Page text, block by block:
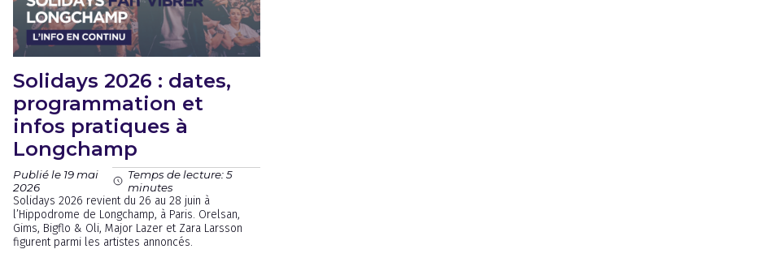
Solidays 2026 : dates,
programmation et
infos pratiques à
Longchamp
Publié le 19 mai
2026
Temps de lecture: 5
minutes
Solidays 2026 revient du 26 au 28 juin à
l’Hippodrome de Longchamp, à Paris. Orelsan,
Gims, Bigflo & Oli, Major Lazer et Zara Larsson
figurent parmi les artistes annoncés.